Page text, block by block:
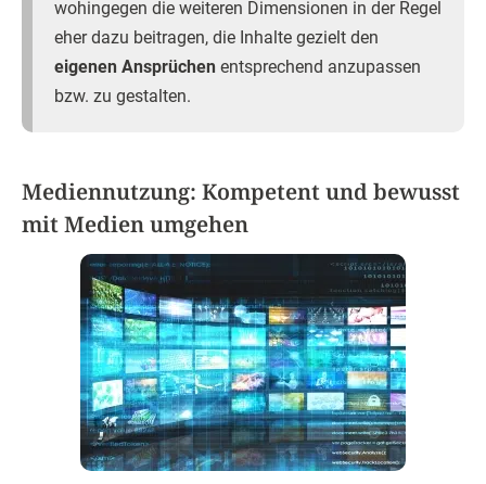
wohingegen die weiteren Dimensionen in der Regel
eher dazu beitragen, die Inhalte gezielt den
eigenen Ansprüchen entsprechend anzupassen
bzw. zu gestalten.
Mediennutzung: Kompetent und bewusst
mit Medien umgehen